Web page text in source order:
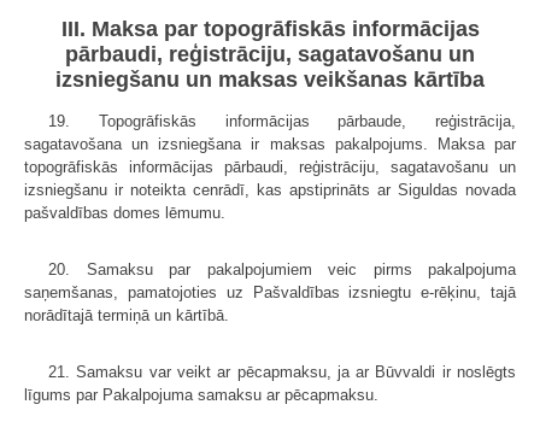
III. Maksa par topogrāfiskās informācijas
pārbaudi, reģistrāciju, sagatavošanu un
izsniegšanu un maksas veikšanas kārtība
19. Topogrāfiskās informācijas pārbaude, reģistrācija,
sagatavošana un izsniegšana ir maksas pakalpojums. Maksa par
topogrāfiskās informācijas pārbaudi, reģistrāciju, sagatavošanu un
izsniegšanu ir noteikta cenrādī, kas apstiprināts ar Siguldas novada
pašvaldības domes lēmumu.
20. Samaksu par pakalpojumiem veic pirms pakalpojuma
saņemšanas, pamatojoties uz Pašvaldības izsniegtu e-rēķinu, tajā
norādītajā termiņā un kārtībā.
21. Samaksu var veikt ar pēcapmaksu, ja ar Būvvaldi ir noslēgts
līgums par Pakalpojuma samaksu ar pēcapmaksu.